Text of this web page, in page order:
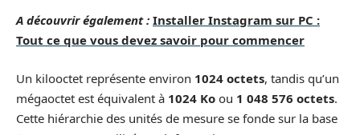
A découvrir également : Installer Instagram sur PC :
Tout ce que vous devez savoir pour commencer
Un kilooctet représente environ 1024 octets, tandis qu’un
mégaoctet est équivalent à 1024 Ko ou 1 048 576 octets.
Cette hiérarchie des unités de mesure se fonde sur la base